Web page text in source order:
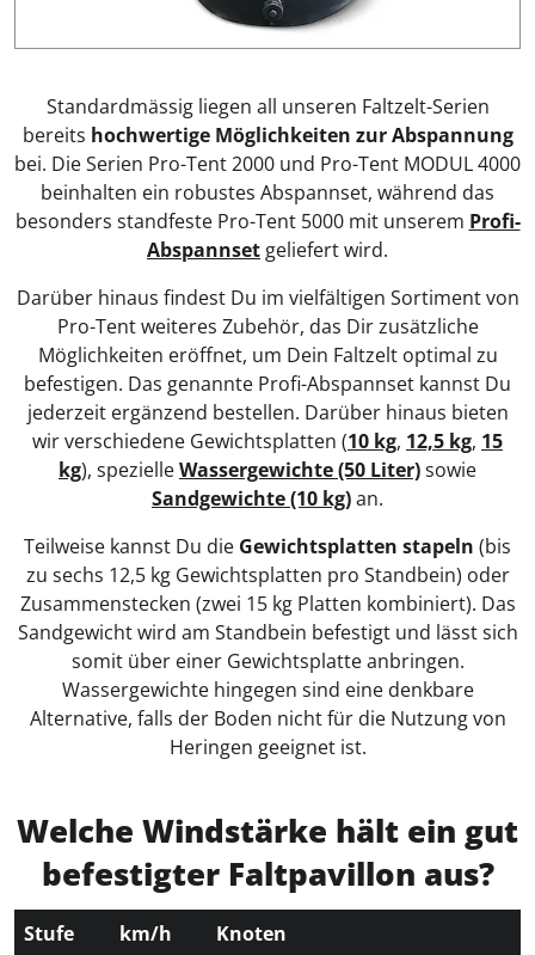
Standardmässig liegen all unseren Faltzelt-Serien
bereits hochwertige Möglichkeiten zur Abspannung
bei. Die Serien Pro-Tent 2000 und Pro-Tent MODUL 4000
beinhalten ein robustes Abspannset, während das
besonders standfeste Pro-Tent 5000 mit unserem Profi-
Abspannsetgeliefert wird.
Darüber hinaus findest Du im vielfältigen Sortiment von
Pro-Tent weiteres Zubehör, das Dir zusätzliche
Möglichkeiten eröffnet, um Dein Faltzelt optimal zu
befestigen. Das genannte Profi-Abspannset kannst Du
jederzeit ergänzend bestellen. Darüber hinaus bieten
wir verschiedene Gewichtsplatten (10 kg, 12,5 kg, 15
kg), spezielleWassergewichte (50 Liter)sowie
Sandgewichte (10 kg)an.
Teilweise kannst Du die Gewichtsplatten stapeln (bis
zu sechs 12,5 kg Gewichtsplatten pro Standbein) oder
Zusammenstecken (zwei 15 kg Platten kombiniert). Das
Sandgewicht wird am Standbein befestigt und lässt sich
somit über einer Gewichtsplatte anbringen.
Wassergewichte hingegen sind eine denkbare
Alternative, falls der Boden nicht für die Nutzung von
Heringen geeignet ist.
Welche Windstärke hält ein gut
befestigter Faltpavillon aus?
Stufe km/h
Knoten